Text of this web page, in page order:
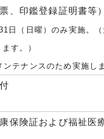
、印鑑登録証明書等
日（日曜）のみ実施。
す。）
テナンスのため実施し
保険証および福祉医